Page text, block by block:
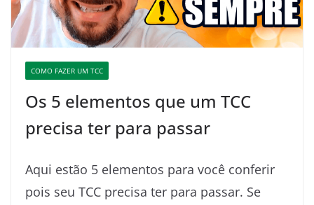
COMO FAZER UM TCC
Os 5 elementos que um TCC
precisa ter para passar
Aqui estão 5 elementos para você conferir
pois seu TCC precisa ter para passar. Se